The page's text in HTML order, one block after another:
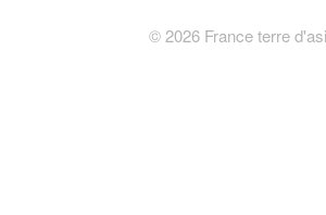
© 2026France terre